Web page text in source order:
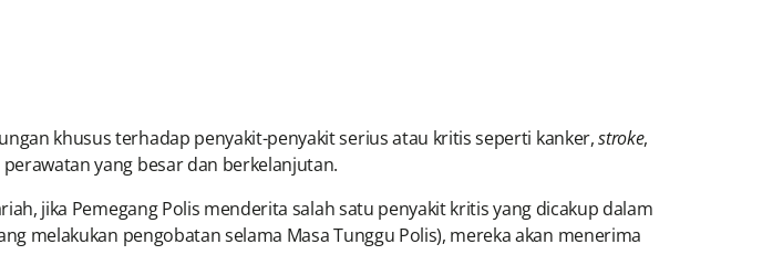
khusus terhadap penyakit-penyakit serius atau kritis seperti kanker,stroke,
yang besar dan berkelanjutan.
jika Pemegang Polis menderita salah satu penyakit kritis yang dicakup dalam
melakukan pengobatan selama Masa Tunggu Polis), mereka akan menerima